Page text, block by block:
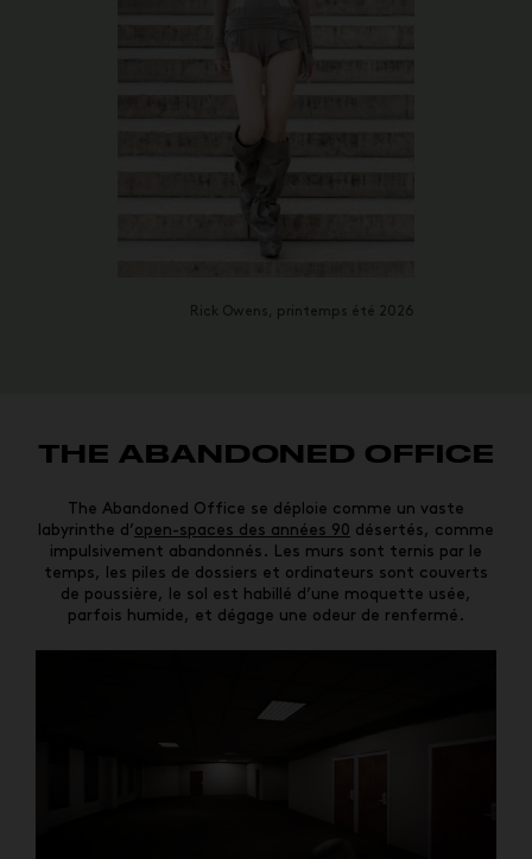
Rick Owens, printemps été 2026
THE ABANDONED OFFICE
The Abandoned Office se déploie comme un vaste
labyrinthe d’open-spaces des années 90 désertés, comme
impulsivement abandonnés. Les murs sont ternis par le
temps, les piles de dossiers et ordinateurs sont couverts
de poussière, le sol est habillé d’une moquette usée,
parfois humide, et dégage une odeur de renfermé.